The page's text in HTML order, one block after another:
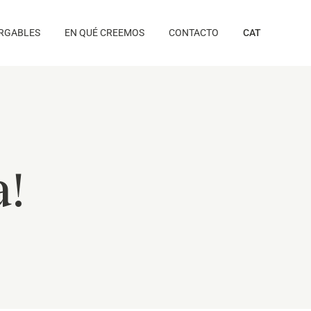
EN QUÉ CREEMOS CONTACTO CAT